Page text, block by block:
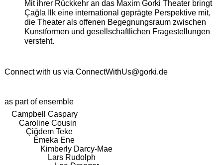
Mit ihrer Rückkehr an das Maxim Gorki Theater bringt
Çağla Ilk eine international geprägte Perspektive mit,
die Theater als offenen Begegnungsraum zwischen
Kunstformen und gesellschaftlichen Fragestellungen
versteht.
Connect with us via ConnectWithUs@gorki.de
as part of ensemble
Campbell Caspary
Caroline Cousin
Çiğdem Teke
Emeka Ene
Kimberly Darcy-Mae
Lars Rudolph